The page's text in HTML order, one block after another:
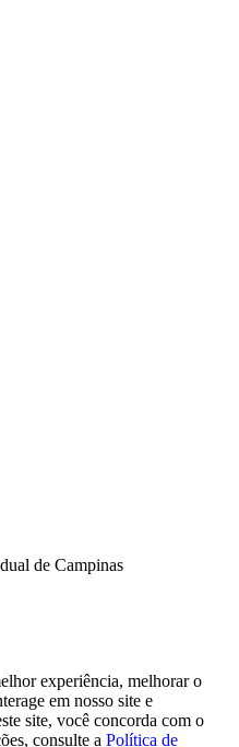
de Campinas
experiência, melhorar o
em nosso site e
site, você concorda com o
consulte a Política de